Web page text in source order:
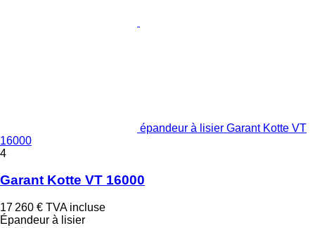
épandeur à lisier Garant Kotte VT
16000
4
Garant Kotte VT 16000
17 260 € TVA incluse
Épandeur à lisier